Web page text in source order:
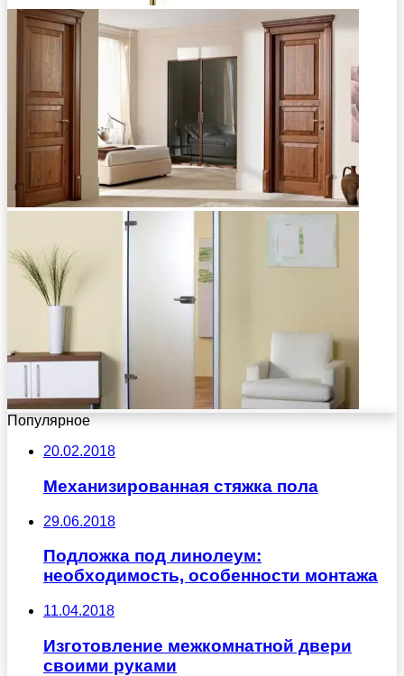
Популярное
20.02.2018
Механизированная стяжка пола
29.06.2018
Подложка под линолеум:
необходимость, особенности монтажа
11.04.2018
Изготовление межкомнатной двери
своими руками